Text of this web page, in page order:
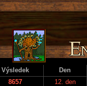
Výsledek
Den
8657
12. den